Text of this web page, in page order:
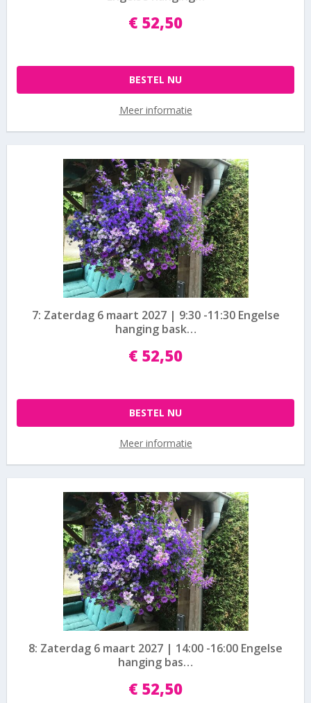
€ 52,50
Meer informatie
BESTEL NU
7: Zaterdag 6 maart 2027 | 9:30 -11:30 Engelse
hanging bask…
€ 52,50
Meer informatie
BESTEL NU
8: Zaterdag 6 maart 2027 | 14:00 -16:00 Engelse
hanging bas…
€ 52,50